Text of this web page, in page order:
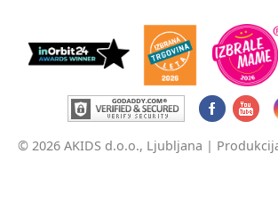
© 2026 AKIDS d.o.o., Ljubljana |